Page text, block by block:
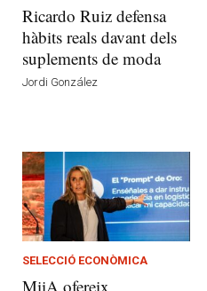
Ricardo Ruiz defensa
hàbits reals davant dels
suplements de moda
Jordi González
SELECCIÓ ECONÒMICA
MiiA ofereix